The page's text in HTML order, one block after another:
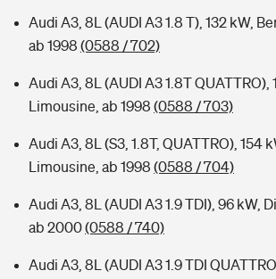
Audi A3, 8L (AUDI A3 1.8 T), 132 kW,
ab 1998 (0588 / 702)
Audi A3, 8L (AUDI A3 1.8T QUATTRO),
Limousine, ab 1998 (0588 / 703)
Audi A3, 8L (S3, 1.8T, QUATTRO), 154
Limousine, ab 1998 (0588 / 704)
Audi A3, 8L (AUDI A3 1.9 TDI), 96 kW,
ab 2000(0588 / 740)
Audi A3, 8L (AUDI A3 1.9 TDI